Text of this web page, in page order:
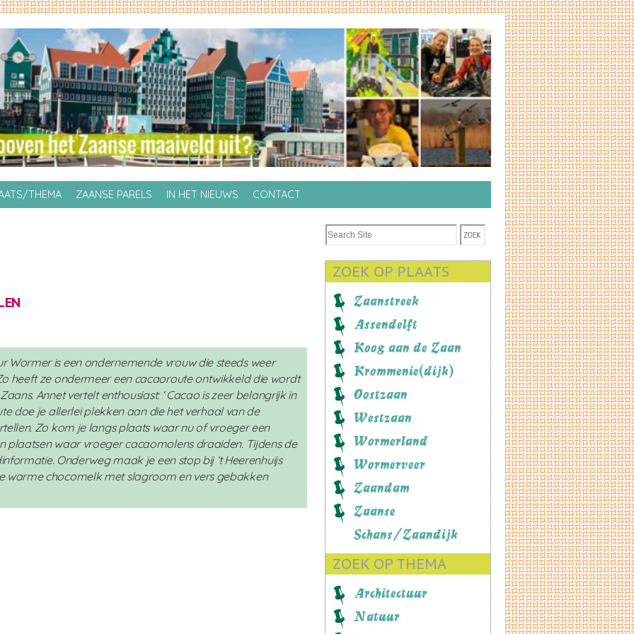
THEMA ZAANSE PARELS IN HET NIEUWS CONTACT
Wormer is een ondernemende vrouw die steeds weer
heeft ze ondermeer een cacaoroute ontwikkeld die wordt
Annet vertelt enthousiast: ‘ Cacao is zeer belangrijk in
doe je allerlei plekken aan die het verhaal van de
Zo kom je langs plaats waar nu of vroeger een
plaatsen waar vroeger cacaomolens draaiden. Tijdens de
Onderweg maak je een stop bij ‘t Heerenhuijs
warme chocomelk met slagroom en vers gebakken
ZOEK OP PLAATS
Zaanstreek
Assendelft
Koog aan de Zaan
Krommenie(dijk)
Oostzaan
Westzaan
Wormerland
Wormerveer
Zaandam
Zaanse
Schans/Zaandijk
ZOEK OP THEMA
Architectuur
Natuur